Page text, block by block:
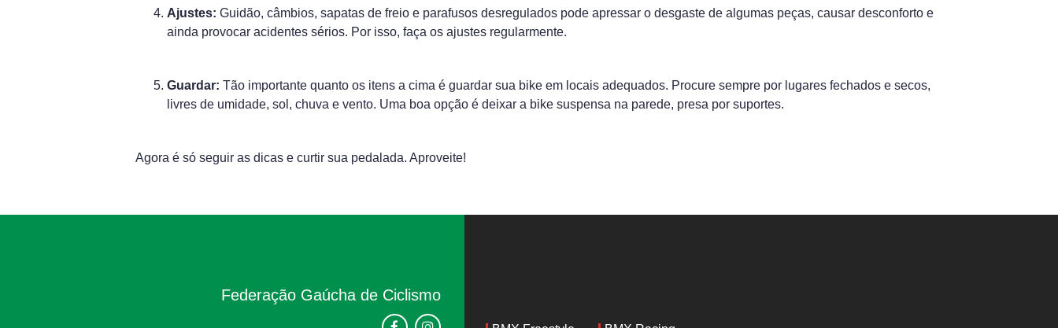
Ajustes: Guidão, câmbios, sapatas de freio e parafusos desregulados pode apressar o desgaste de algumas peças, causar desconforto e
ainda provocar acidentes sérios. Por isso, faça os ajustes regularmente.
Guardar: Tão importante quanto os itens a cima é guardar sua bike em locais adequados. Procure sempre por lugares fechados e secos,
livres de umidade, sol, chuva e vento. Uma boa opção é deixar a bike suspensa na parede, presa por suportes.
Agora é só seguir as dicas e curtir sua pedalada. Aproveite!
Federação Gaúcha de Ciclismo